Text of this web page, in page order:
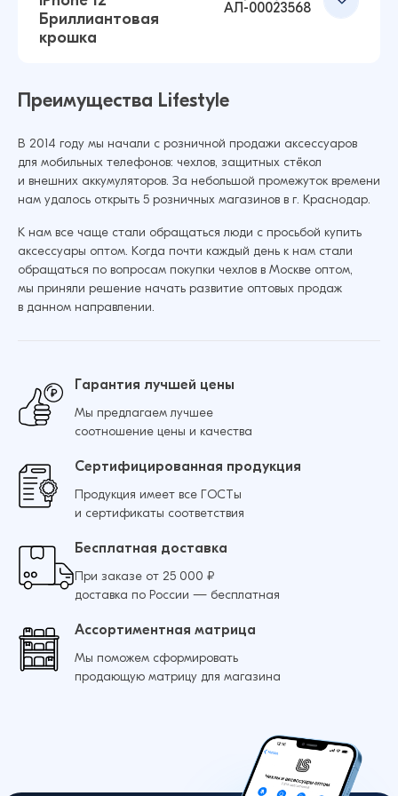
52 ₽
Добавить в корзину
Комплект защитных стекол камеры для
52 ₽74 ₽
Добавить в корзину
Комплект защитных стекол камеры для
iPhone 12 Pro Бриллиантовая крошка
52 ₽
Комплект защитных стекол камеры для
iPhone 11 Pro / 11 Pro Max Бриллиантовая
крошка (Фиолетовый)
Комплект защитных стекол камеры для
iPhone 11 Pro / 11 Pro Max Бриллиантовая
iPhone 13 Pro / 13 Pro Max Бриллиантовая
крошка (Фиолетовый)
Добавить в корзину
Комплект защитных стекол камеры для
iPhone 13 Pro / 13 Pro Max Бриллиантовая
крошка (Синий)
52 ₽74 ₽
Добавить в корзину
iPhone 12 Pro Max Бриллиантовая крошка
52 ₽
Добавить в корзину
Комплект защитных стекол камеры для
iPhone 12 Pro Max Бриллиантовая крошка
(Зелёный)
52 ₽74 ₽
Бриллиантовая
крошка
АЛ-00023568
Комплект защитных стекол камеры для
iPhone 12 Бриллиантовая крошка (Синий)
Добавить в корзину
Преимущества Lifestyle
В 2014 году мы начали с розничной продажи аксессуаров
для мобильных телефонов: чехлов, защитных стёкол
и внешних аккумуляторов. За небольшой промежуток времени
нам удалось открыть 5 розничных магазинов в г. Краснодар.
К нам все чаще стали обращаться люди с просьбой купить
аксессуары оптом. Когда почти каждый день к нам стали
обращаться по вопросам покупки чехлов в Москве оптом,
мы приняли решение начать развитие оптовых продаж
в данном направлении.
Гарантия лучшей цены
Мы предлагаем лучшее
соотношение цены и качества
Сертифицированная продукция
Продукция имеет все ГОСТы
и сертификаты соответствия
Бесплатная доставка
При заказе от 25 000 ₽
доставка по России — бесплатная
Ассортиментная матрица
Мы поможем сформировать
продающую матрицу для магазина